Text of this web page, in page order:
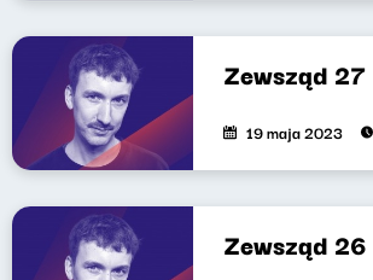
Zewsząd 27
19 maja 2023
Zewsząd 26